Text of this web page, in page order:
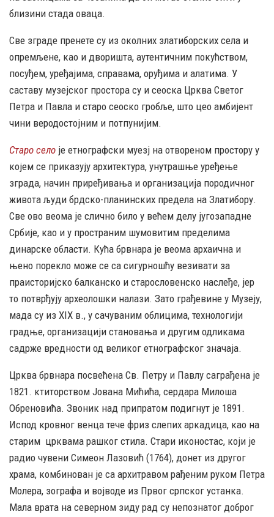
близини стада оваца.
Све зграде пренете су из околних златиборских села и
опремљене, као и дворишта, аутентичним покућством,
посуђем, уређајима, справама, оруђима и алатима. У
саставу музејског простора су и сеоска Црква Светог
Петра и Павла и старо сеоско гробље, што цео амбијент
чини веродостојним и потпунијим.
Старо село је етнографски муезј на отвореном простору у
којем се приказују архитектура, унутрашње уређење
зграда, начин приређивања и организација породичног
живота људи брдско-планинских предела на Златибору.
Све ово веома је слично било у већем делу југозападне
Србије, као и у пространим шумовитим пределима
динарске области. Кућа брвнара је веома архаична и
њено порекло може се са сигурношћу везивати за
праисторијско балканско и старословенско наслеђе, јер
то потврђују археолошки налази. Зато грађевине у Музеју,
мада су из XIX в., у сачуваним облицима, технологији
градње, организацији становања и другим одликама
садрже вредности од великог етнографског значаја.
Црква брвнара посвећена Св. Петру и Павлу саграђена је
1821. ктиторством Јована Мићића, сердара Милоша
Обреновића. Звоник над припратом подигнут је 1891.
Испод кровног венца тече фриз слепих аркадица, као на
старим црквама рашког стила. Стари иконостас, који је
радио чувени Симеон Лазовић (1764), донет из другог
храма, комбинован је са архитравом рађеним руком Петра
Молера, зографа и војводе из Првог српског устанка.
Мала врата на северном зиду рад су непознатог доброг